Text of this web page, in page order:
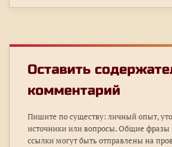
Оставить
комментарий
Пишите по существу: личный опыт,
источники или вопросы. Общие
ссылки могут быть отправлены на